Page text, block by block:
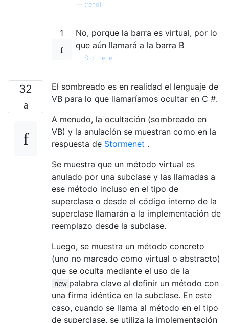
trendl
1
No, porque la barra es virtual, por lo
que aún llamará a la barra B
— Stormenet
32
El sombreado es en realidad el lenguaje de
VB para lo que llamaríamos ocultar en C #.
A menudo, la ocultación (sombreado en
VB) y la anulación se muestran como en la
respuesta de Stormenet .
Se muestra que un método virtual es
anulado por una subclase y las llamadas a
ese método incluso en el tipo de
superclase o desde el código interno de la
superclase llamarán a la implementación de
reemplazo desde la subclase.
Luego, se muestra un método concreto
(uno no marcado como virtual o abstracto)
que se oculta mediante el uso de la
new palabra clave al definir un método con
una firma idéntica en la subclase. En este
caso, cuando se llama al método en el tipo
de superclase, se utiliza la implementación